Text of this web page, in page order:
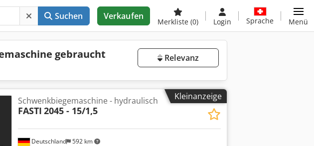
Suchen Verkaufen
Merkliste (0) Login Sprache Menü
gebraucht
Relevanz
Kleinanzeige
Deutschland 592 km
Schwenkbiegemaschine - hydraulisch
FASTI 2045 - 15/1,5